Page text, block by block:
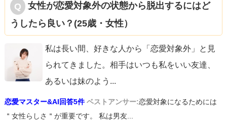
女性が恋愛対象外の状態から脱出するにはど
うしたら良い？(25歳・女性）
私は長い間、好きな人から「恋愛対象外」と見
られてきました。相手はいつも私をいい友達、
あるいは妹のよう ...
恋愛マスター&AI回答5件 ベストアンサー:恋愛対象になるためには
＂女性らしさ＂が重要です。 私は男友...